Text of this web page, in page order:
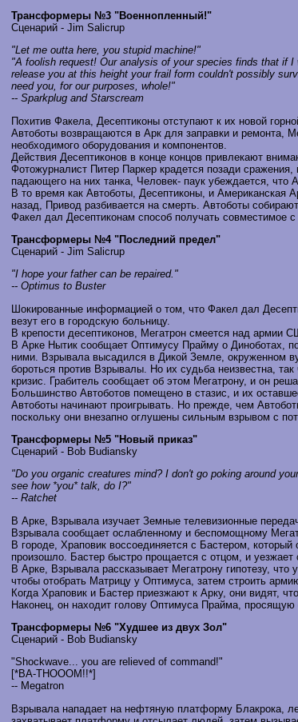
Трансформеры №3 "Военнопленный!"
Сценарий - Jim Salicrup
"Let me outta here, you stupid machine!"
"A foolish request! Our analysis of your species finds that if I
release you at this height your frail form couldn't possibly
need you, for our purposes, whole!"
-- Sparkplug and Starscream
Похитив Факела, Десептиконы отступают к их новой
Автоботы возвращаются в Арк для заправки и ремонта,
необходимого оборудования и компонентов.
Действия Десептиконов в конце концов привлекают
Фотожурналист Питер Паркер крадется позади
падающего на них танка, Человек- паук убеждается,
В то время как Автоботы, Десептиконы, и Американская
назад, Привод разбивается на смерть. Автоботы
Факел дал Десептиконам способ получать совместимое
Трансформеры №4 "Последний предел"
Сценарий - Jim Salicrup
"I hope your father can be repaired."
-- Optimus to Buster
Шокированные информацией о том, что Факел дал
везут его в городскую больницу.
В крепости десептиконов, Мегатрон смеется над армии
В Арке Нытик сообщает Оптимусу Прайму о Диноботах,
ними. Взрывала высадился в Дикой Земле, окруженном
бороться против Взрывалы. Но их судьба неизвестна,
кризис. Грабитель сообщает об этом Мегатрону, и он
Большинство Автоботов помещено в стазис, и их
Автоботы начинают проигрывать. Но прежде, чем
поскольку они внезапно оглушены сильным взрывом с
Трансформеры №5 "Новый приказ"
Сценарий - Bob Budiansky
"Do you organic creatures mind? I don't go poking around
see how *you* talk, do I?"
-- Ratchet
В Арке, Взрывала изучает Земные телевизионные
Взрывала сообщает ослабленному и беспомощному
В городе, Храповик воссоединяется с Бастером,
произошло. Бастер быстро прощается с отцом, и уезжает
В Арке, Взрывала рассказывает Мегатрону гипотезу,
чтобы отобрать Матрицу у Оптимуса, затем строить
Когда Храповик и Бастер приезжают к Арку, они видят,
Наконец, он находит голову Оптимуса Прайма, просящую
Трансформеры №6 "Худшее из двух Зол"
Сценарий - Bob Budiansky
"Shockwave... you are relieved of command!"
[*BA-THOOOM!!*]
-- Megatron
Взрывала нападает на нефтяную платформу Блакрока,